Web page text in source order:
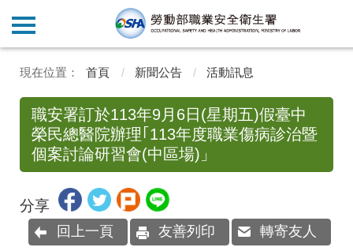
首頁 新聞公告 活動訊息
職安署訂於113年9月6日(星期五)假臺中
榮民總醫院辦理｢113年度職業傷病診治暨
個案討論研習會(中區場)」
分享
回上一頁 友善列印 轉寄友人